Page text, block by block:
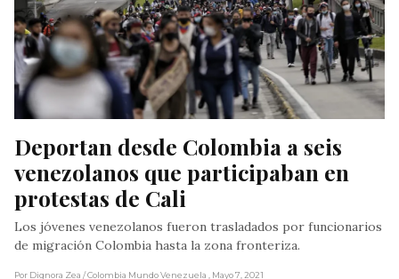
Deportan desde Colombia a seis
venezolanos que participaban en
protestas de Cali
Los jóvenes venezolanos fueron trasladados por funcionarios
de migración Colombia hasta la zona fronteriza.
Por Dignora Zea / Colombia Mundo Venezuela , Mayo 7, 2021